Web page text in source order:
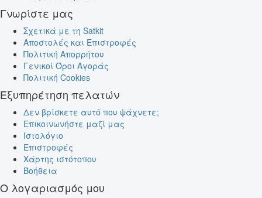
Γνωρίστε μας
Σχετικά με τη Satkit
Αποστολές και Επιστροφές
Πολιτική Απορρήτου
Γενικοί Όροι Αγοράς
Πολιτική Cookies
Εξυπηρέτηση πελατών
Δεν βρίσκετε αυτό που ψάχνετε;
Επικοινωνήστε μαζί μας
Ιστολόγιο
Επιστροφές
Χάρτης ιστότοπου
Βοήθεια
Ο λογαριασμός μου